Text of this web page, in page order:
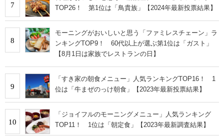
7
TOP26！ 第1位は「鳥貴族」【2024年最新投票結果】
8
モーニングがおいしいと思う「ファミレスチェーン」ラ
ンキングTOP9！ 60代以上が選ぶ第1位は「ガスト」
【8月1日は家族でレストランの日】
9
「すき家の朝食メニュー」人気ランキングTOP16！ 1
位は「牛まぜのっけ朝食」【2023年最新投票結果】
10
「ジョイフルのモーニングメニュー」人気ランキング
TOP11！ 1位は「朝定食」【2023年最新調査結果】